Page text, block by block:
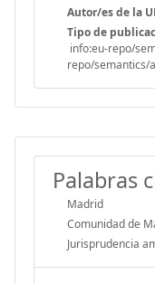
Autor/es de la
Tipo de
info:eu-repo/
repo/semantics/
Palabras
Madrid
Comunidad de
Jurisprudencia